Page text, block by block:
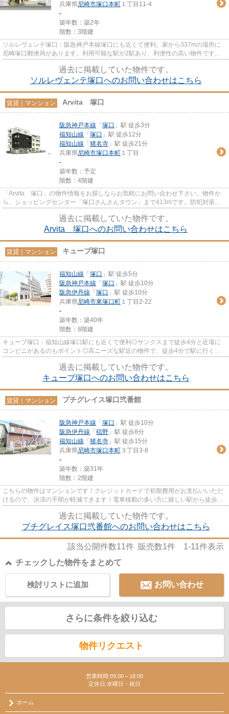
兵庫県尼崎市塚口本町 １丁目11-4
-
築年数：築2年
階数：3階建
ソルレヴェンテ塚口：阪急神戸本線塚口にも近くて便利。家から337mの場所に
尼崎塚口郵便局があります。利用可能な駅が2駅あり、利便性の高い物件です。
過去に掲載していた物件です。
ソルレヴェンテ塚口へのお問い合わせはこちら
賃貸｜マンション Arvita 塚口
阪急神戸本線 「 塚口 」駅 徒歩3分
福知山線 「 塚口 」駅 徒歩12分
福知山線 「 猪名寺 」駅 徒歩21分
兵庫県尼崎市塚口本町 １丁目
-
築年数：予定
階数：4階建
「Arvita 塚口」の物件情報をお探しならお気軽にお問い合わせ下さい。物件か
ら、ショッピングセンター「塚口さんさんタウン」まで413mです。防犯対策も
過去に掲載していた物件です。
Arvita 塚口へのお問い合わせはこちら
賃貸｜マンション キューブ塚口
福知山線 「 塚口 」駅 徒歩5分
阪急神戸本線 「 塚口 」駅 徒歩10分
阪急伊丹線 「 塚口 」駅 徒歩10分
兵庫県尼崎市東塚口町 １丁目2-22
-
築年数：築40年
階数：8階建
キューブ塚口：福知山線塚口駅にも近くて便利◎サンクスまで徒歩4分と近場に
コンビニがあるのもポイント◎高ニーズな駅近の物件で、徒歩4分で駅に行くこ
過去に掲載していた物件です。
キューブ塚口へのお問い合わせはこちら
賃貸｜マンション プチグレイス塚口弐番館
阪急神戸本線 「 塚口 」駅 徒歩10分
阪急伊丹線 「 稲野 」駅 徒歩8分
福知山線 「 猪名寺 」駅 徒歩15分
兵庫県尼崎市塚口本町 ３丁目3-8
-
築年数：築31年
階数：2階建
こちらの物件はマンションです！クレジットカードで初期費用がお支払いいただ
けるので、決済の手間が軽減できます！電車移動の多い方に嬉しい駅から徒歩10
過去に掲載していた物件です。
プチグレイス塚口弐番館へのお問い合わせはこちら
該当公開件数11件 販売数1件 1-11件表示
チェックした物件をまとめて
お問い合わせ
検討リストに追加
さらに条件を絞り込む
物件リクエスト
営業時間:09:00～18:00
定休日:水曜日・祝日
ホーム